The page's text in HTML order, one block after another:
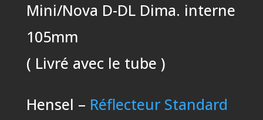
Mini/Nova D-DL Dima. interne
105mm
( Livré avec le tube )
Hensel – Réflecteur Standard